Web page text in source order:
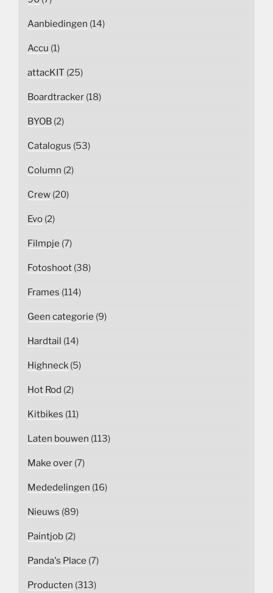
Aanbiedingen (14)
Accu (1)
attacKIT (25)
Boardtracker (18)
BYOB (2)
Catalogus (53)
Column (2)
Crew (20)
Evo (2)
Filmpje (7)
Fotoshoot (38)
Frames (114)
Geen categorie (9)
Hardtail (14)
Highneck (5)
Hot Rod (2)
Kitbikes (11)
Laten bouwen (113)
Make over (7)
Mededelingen (16)
Nieuws (89)
Paintjob (2)
Panda's Place (7)
Producten (313)